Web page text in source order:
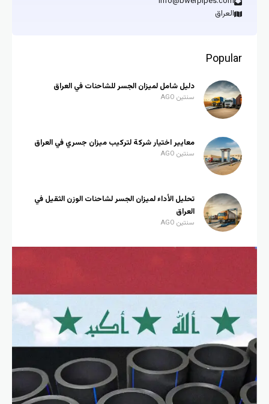
العراق
Popular
دليل شامل لميزان الجسر للشاحنات في العراق
سنتين AGO
معايير اختيار شركة لتركيب ميزان جسري في العراق
سنتين AGO
تحليل الأداء لميزان الجسر لشاحنات الوزن الثقيل في
العراق
سنتين AGO